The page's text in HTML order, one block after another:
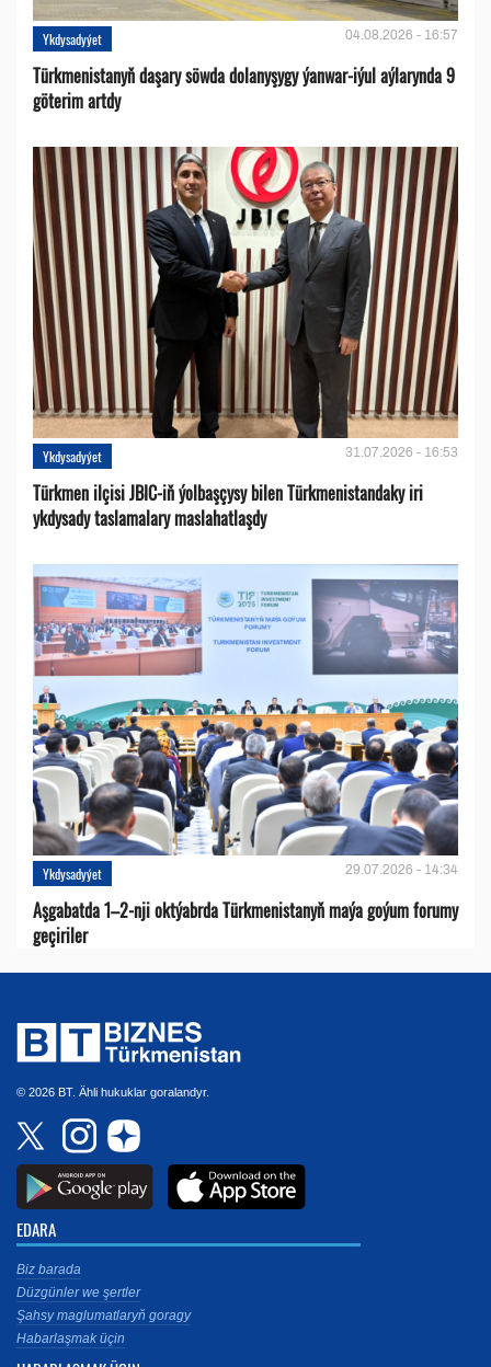
Ykdysadyýet 04.08.2026 - 16:57
Türkmenistanyň daşary söwda dolanyşygy ýanwar-iýul aýlarynda 9
göterim artdy
Ykdysadyýet 31.07.2026 - 16:53
Türkmen ilçisi JBIC-iň ýolbaşçysy bilen Türkmenistandaky iri
ykdysady taslamalary maslahatlaşdy
Ykdysadyýet 29.07.2026 - 14:34
Aşgabatda 1–2-nji oktýabrda Türkmenistanyň maýa goýum forumy
geçiriler
© 2026 BT. Ähli hukuklar goralandyr.
EDARA
Biz barada
Düzgünler we şertler
Şahsy maglumatlaryň goragy
Habarlaşmak üçin